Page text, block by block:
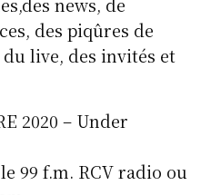
news, de
des piqûres de
live, des invités et
2020 – Under
99 f.m. RCV radio ou